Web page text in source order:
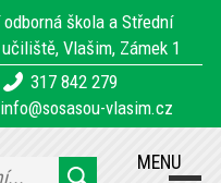
škola a Střední
Vlašim, Zámek 1
317 842 279
info@sosasou-vlasim.cz
MENU